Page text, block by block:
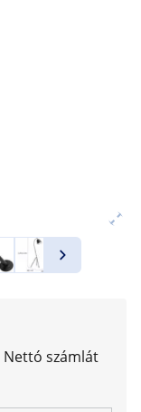
Nettó számlát